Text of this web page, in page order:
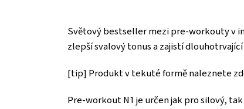
Světový bestseller mezi pre-workouty v
zlepší svalový tonus a zajistí
[tip] Produkt v tekuté formě naleznete
Pre-workout N1 je určen jak pro silový,